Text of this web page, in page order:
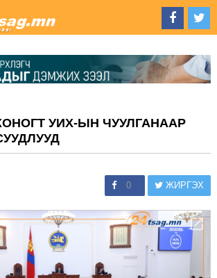
УИХ-ЫН ЧУУЛГАНААР
0 ЖИРГЭХ